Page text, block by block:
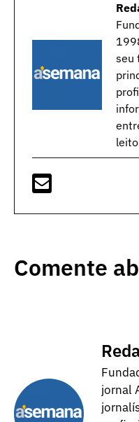
seu
Comente
jornal